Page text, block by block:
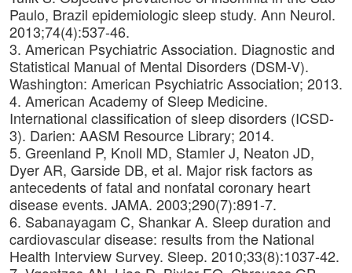
Paulo, Brazil epidemiologic sleep study. Ann Neurol.
2013;74(4):537-46.
3. American Psychiatric Association. Diagnostic and
Statistical Manual of Mental Disorders (DSM-V).
Washington: American Psychiatric Association; 2013.
4. American Academy of Sleep Medicine.
International classification of sleep disorders (ICSD-
3). Darien: AASM Resource Library; 2014.
5. Greenland P, Knoll MD, Stamler J, Neaton JD,
Dyer AR, Garside DB, et al. Major risk factors as
antecedents of fatal and nonfatal coronary heart
disease events. JAMA. 2003;290(7):891-7.
6. Sabanayagam C, Shankar A. Sleep duration and
cardiovascular disease: results from the National
Health Interview Survey. Sleep. 2010;33(8):1037-42.